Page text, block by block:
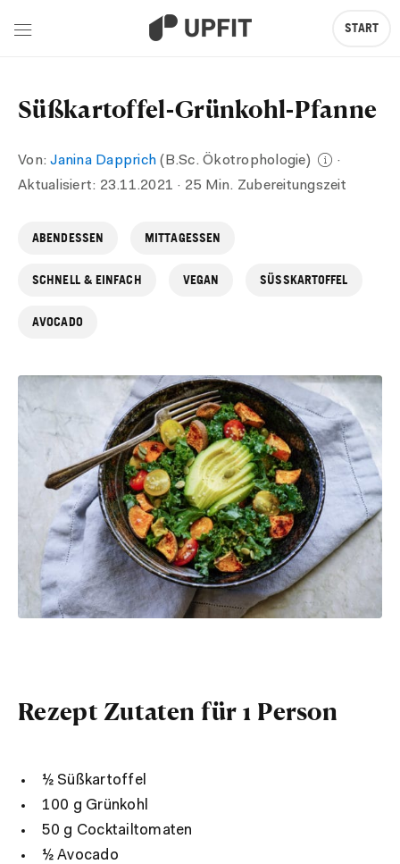
Süßkartoffel-Grünkohl-Pfanne
Von:Janina Dapprich (B.Sc. Ökotrophologie)
·
Aktualisiert: 23.11.2021 · 25 Min. Zubereitungszeit
ABENDESSEN MITTAGESSEN
SCHNELL & EINFACH VEGAN SÜSSKARTOFFEL
AVOCADO
Rezept Zutaten für 1 Person
½ Süßkartoffel
100 g Grünkohl
50 g Cocktailtomaten
½ Avocado
START